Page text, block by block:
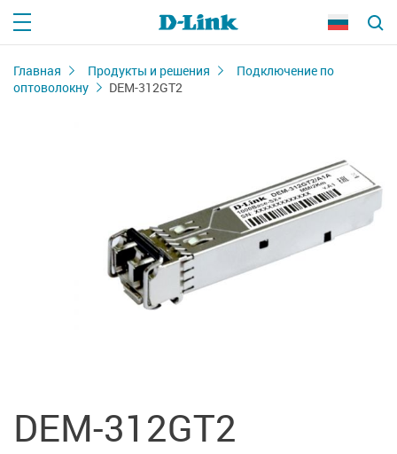
Главная Продукты и решения
Подключение по
оптоволокну
DEM-312GT2
DEM-312GT2